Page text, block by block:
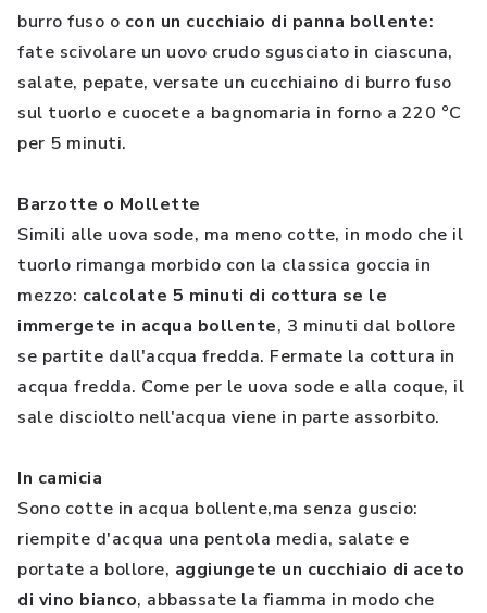
burro fuso o con un cucchiaio di panna bollente:
fate scivolare un uovo crudo sgusciato in ciascuna,
salate, pepate, versate un cucchiaino di burro fuso
sul tuorlo e cuocete a bagnomaria in forno a 220 °C
per 5 minuti.
Barzotte o Mollette
Simili alle uova sode, ma meno cotte, in modo che il
tuorlo rimanga morbido con la classica goccia in
mezzo: calcolate 5 minuti di cottura se le
immergete in acqua bollente, 3 minuti dal bollore
se partite dall'acqua fredda. Fermate la cottura in
acqua fredda. Come per le uova sode e alla coque, il
sale disciolto nell'acqua viene in parte assorbito.
In camicia
Sono cotte in acqua bollente,ma senza guscio:
riempite d'acqua una pentola media, salate e
portate a bollore, aggiungete un cucchiaio di aceto
di vino bianco, abbassate la fiamma in modo che